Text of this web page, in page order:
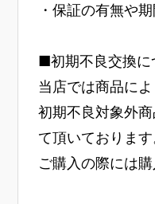
・保証の有無や
■初期不良交換に
当店では商品に
初期不良対象外
て頂いておりま
ご購入の際には